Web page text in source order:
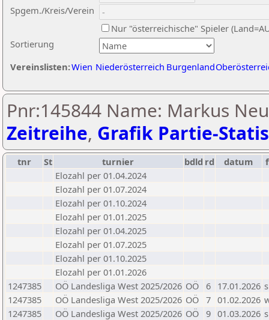
Sortierung
Spgem./Kreis/Verein
Nur "österreichische" Spieler
Vereinslisten:Wien Niederösterreich Burgenland
Pnr:145844 Name: Markus
Zeitreihe, Grafik Partie-
tnr St turnier bdld rd datum
f
Elozahl per 01.04.2024
Elozahl per 01.07.2024
Elozahl per 01.10.2024
Elozahl per 01.01.2025
Elozahl per 01.04.2025
Elozahl per 01.07.2025
Elozahl per 01.10.2025
Elozahl per 01.01.2026
1247385
OÖ Landesliga West 2025/2026 OÖ 6 17.01.2026 s
1247385
OÖ Landesliga West 2025/2026 OÖ 7 01.02.2026
1247385
OÖ Landesliga West 2025/2026 OÖ 9 01.03.2026 s